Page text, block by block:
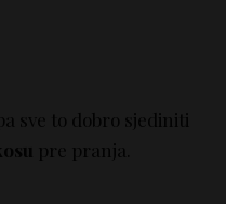
sve to dobro sjediniti
pre pranja.